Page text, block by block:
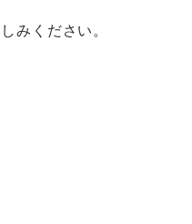
みください。